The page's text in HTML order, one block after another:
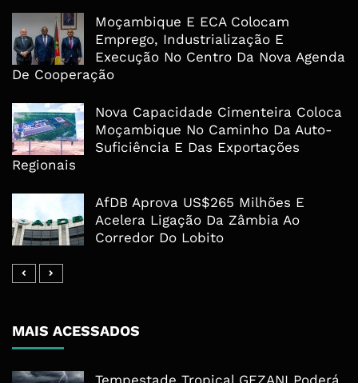
Moçambique E ECA Colocam
Emprego, Industrialização E
Execução No Centro Da Nova Agenda
De Cooperação
Nova Capacidade Cimenteira Coloca
Moçambique No Caminho Da Auto-
Suficiência E Das Exportações
Regionais
AfDB Aprova US$265 Milhões E
Acelera Ligação Da Zâmbia Ao
Corredor Do Lobito
MAIS ACESSADOS